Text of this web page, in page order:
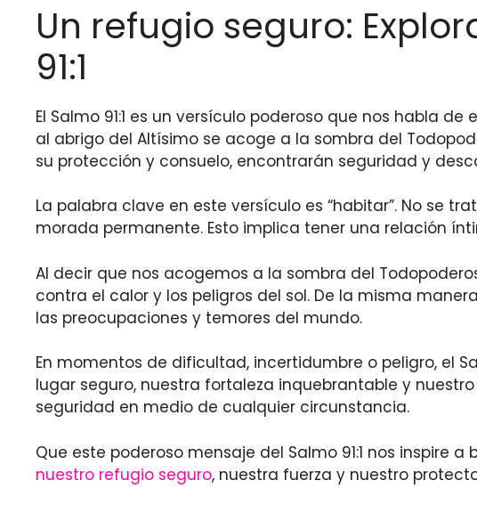
Un refugio seguro:
91:1
El Salmo 91:1 es un versículo poderoso que nos habla de
al abrigo del Altísimo se acoge a la sombra del
su protección y consuelo, encontrarán seguridad y
La palabra clave en este versículo es “habitar”. No se
morada permanente. Esto implica tener una relación
Al decir que nos acogemos a la sombra del
contra el calor y los peligros del sol. De la misma
las preocupaciones y temores del mundo.
En momentos de dificultad, incertidumbre o peligro, el
lugar seguro, nuestra fortaleza inquebrantable y
seguridad en medio de cualquier circunstancia.
Que este poderoso mensaje del Salmo 91:1 nos inspire
nuestro refugio seguro, nuestra fuerza y nuestro